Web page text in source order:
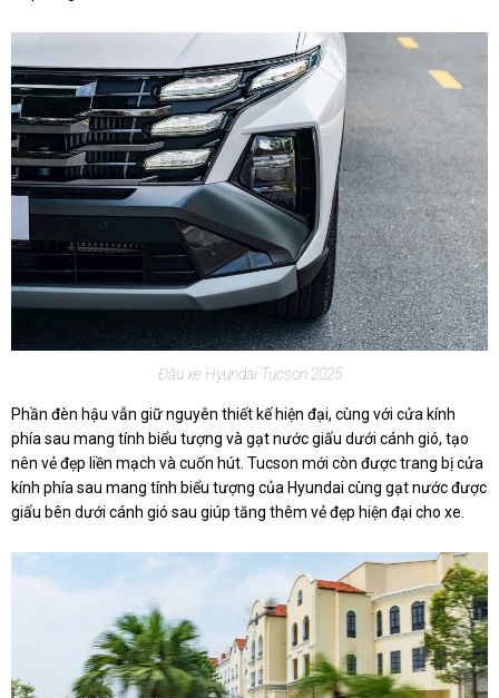
Đầu xe Hyundai Tucson 2025
Phần đèn hậu vẫn giữ nguyên thiết kế hiện đại, cùng với cửa kính
phía sau mang tính biểu tượng và gạt nước giấu dưới cánh gió, tạo
nên vẻ đẹp liền mạch và cuốn hút. Tucson mới còn được trang bị cửa
kính phía sau mang tính biểu tượng của Hyundai cùng gạt nước được
giấu bên dưới cánh gió sau giúp tăng thêm vẻ đẹp hiện đại cho xe.